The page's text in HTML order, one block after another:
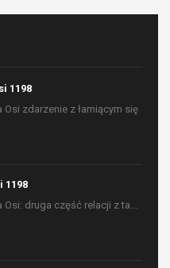
1198
Osi zdarzenie z łamiącym się
1198
Osi: druga część relacji z ta...